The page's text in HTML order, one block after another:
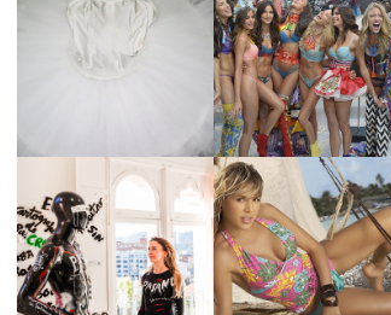
TUTORIAL PARA
HACER UN TUTÚ
DE BALLET DE
¿QUIERES SABER
LA EDAD Y ALTURA
DE LAS MODELOS
VICTORIA'S
SECRET 2017?
MARGA GONZÁLEZ
Y ELIA FERNÁNDEZ
DIALOGAN EN
ESPACIO DEL
ANONIMATO, LA
CASA ROSA DE
OVIEDO
LA ALTURA DE LAS
MODELOS MAS
BAJITAS